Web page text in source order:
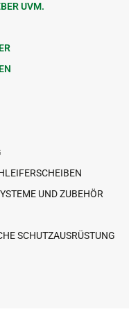
UVM.
UND ZUBEHÖR
SCHUTZAUSRÜSTUNG